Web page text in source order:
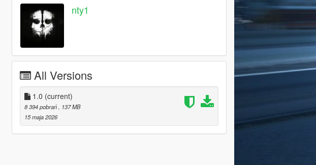
nty1
All Versions
1.0 (current)
8 394 pobrań
, 137 MB
15 maja 2026